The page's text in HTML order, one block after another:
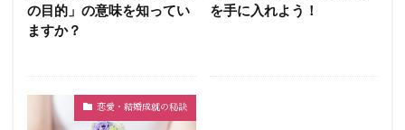
の目的」の意味を知ってい
ますか？
を手に入れよう！
恋愛・結婚成就の秘訣